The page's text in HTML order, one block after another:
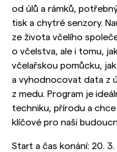
od úlů a rámků,
tisk a chytré senzory.
ze života včelího
o včelstva, ale i tomu,
včelařskou pomůcku,
a vyhodnocovat data z
z medu. Program je
techniku, přírodu a
klíčové pro naši
Start a čas konání: 20.